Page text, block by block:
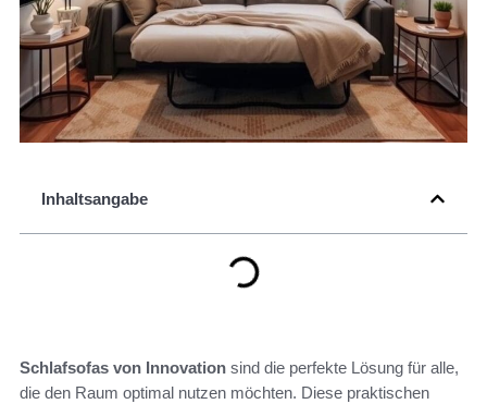
Inhaltsangabe
Schlafsofas von Innovation sind die perfekte Lösung für alle,
die den Raum optimal nutzen möchten. Diese praktischen